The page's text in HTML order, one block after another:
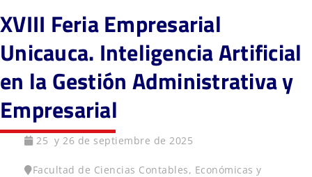
XVIII Feria Empresarial
Unicauca. Inteligencia Artificial
en la Gestión Administrativa y
Empresarial
25 y 26 de septiembre de 2025
Facultad de Ciencias Contables, Económicas y